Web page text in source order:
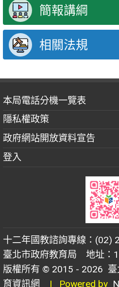
簡報講綱
相關法規
本局電話分機一覽表
隱私權政策
政府網站開放資料宣告
登入
十二年國教諮詢專線：(02)
臺北市政府教育局 地址：
版權所有 © 2015 - 2026
育資訊網
| Powered by